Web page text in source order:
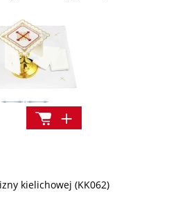
kielichowej (KK062)